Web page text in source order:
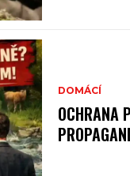
DOMÁCÍ
OCHRANA